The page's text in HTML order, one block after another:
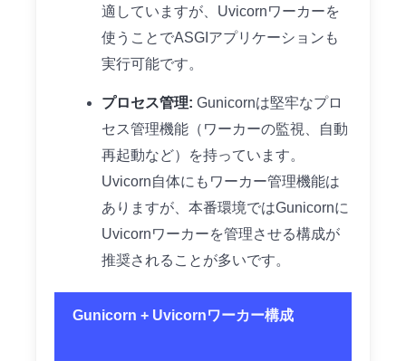
適していますが、Uvicornワーカーを
使うことでASGIアプリケーションも
実行可能です。
プロセス管理: Gunicornは堅牢なプロ
セス管理機能（ワーカーの監視、自動
再起動など）を持っています。
Uvicorn自体にもワーカー管理機能は
ありますが、本番環境ではGunicornに
Uvicornワーカーを管理させる構成が
推奨されることが多いです。
Gunicorn + Uvicornワーカー構成